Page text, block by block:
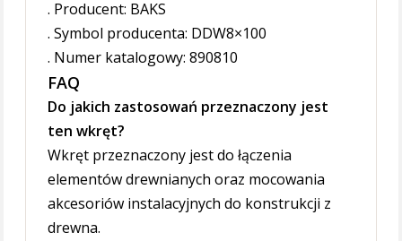
. Producent: BAKS
. Symbol producenta: DDW8×100
. Numer katalogowy: 890810
FAQ
Do jakich zastosowań przeznaczony jest
ten wkręt?
Wkręt przeznaczony jest do łączenia
elementów drewnianych oraz mocowania
akcesoriów instalacyjnych do konstrukcji z
drewna.